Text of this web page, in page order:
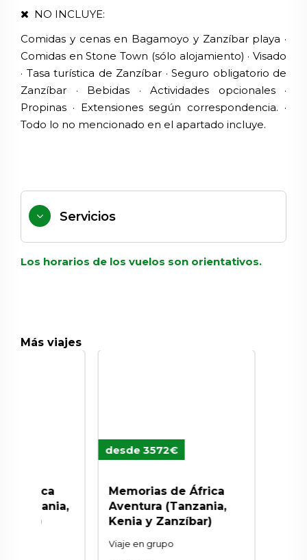
NO INCLUYE:
Comidas y cenas en Bagamoyo y Zanzíbar playa ·
Comidas en Stone Town (sólo alojamiento) · Visado
· Tasa turística de Zanzíbar · Seguro obligatorio de
Zanzíbar · Bebidas · Actividades opcionales ·
Propinas · Extensiones según correspondencia. ·
Todo lo no mencionado en el apartado incluye.
Servicios
Los horarios de los vuelos son orientativos.
Más viajes
desde 3572€
Memorias de África
Aventura (Tanzania,
Kenia y Zanzíbar)
Viaje en grupo